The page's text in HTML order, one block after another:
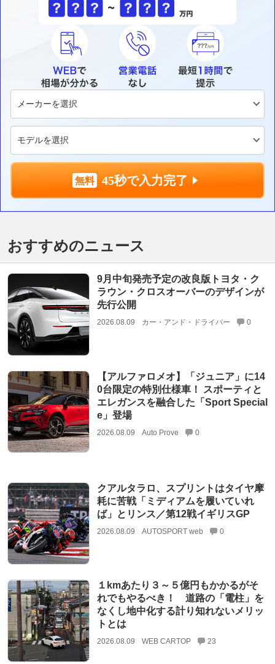
45秒で入力完了
おすすめのニュース
9月中旬発売予定の改良版トヨタ・ク
ラウン・クロスオーバーのデザインが
先行公開
2026.08.09 カー・アンド・ドライバー 0
【アルファロメオ】「ジュニア」に14
0台限定の特別仕様車！ スポーティと
エレガンスを融合した「Sport Special
e」登場
2026.08.09 Auto Prove 0
クアルタラロ、スプリントはタイヤ摩
耗に苦戦「ミディアムを履いていれ
ば」とリンス／第12戦イギリスGP
2026.08.09 AUTOSPORT web 0
１kmあたり３～５億円もかかるがそ
れでもやるべき！ 道路の「電柱」を
なくし地中化する計り知れないメリッ
トとは
2026.08.09 WEB CARTOP 23